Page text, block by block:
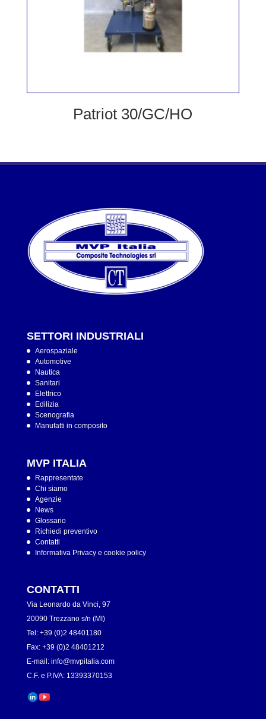
Patriot 30/GC/HO
SETTORI INDUSTRIALI
Aerospaziale
Automotive
Nautica
Sanitari
Elettrico
Edilizia
Scenografia
Manufatti in composito
MVP ITALIA
Rappresentate
Chi siamo
Agenzie
News
Glossario
Richiedi preventivo
Contatti
Informativa Privacy e cookie policy
CONTATTI
Via Leonardo da Vinci, 97
20090 Trezzano s/n (MI)
Tel: +39 (0)2 48401180
Fax: +39 (0)2 48401212
E-mail: info@mvpitalia.com
C.F. e P.IVA: 13393370153